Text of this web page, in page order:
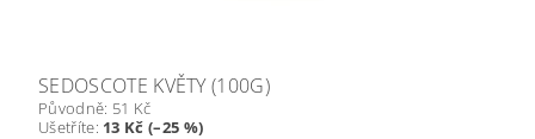
SEDOSCOTE KVĚTY (100G)
Původně: 51 Kč
Ušetříte: 13 Kč (–25 %)